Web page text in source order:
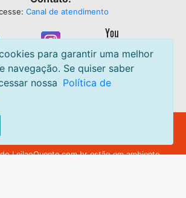
Canal de atendimento
de Leilão de Centavos. Leilões acontecendo
doLeilaoQuente.com.brestão em ambiente
para garantir uma melhor
navegação. Se quiser saber
nossa Política de